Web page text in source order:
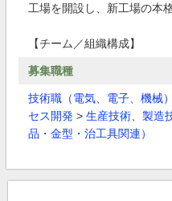
工場を開設し、新工場の本
【チーム／組織構成】
募集職種
技術職（電気、電子、機械）
セス開発 > 生産技術、製造
品・金型・治工具関連）